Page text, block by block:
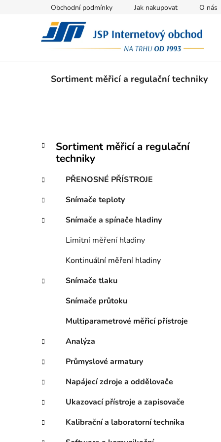
Obchodní podmínky Jak nakupovat O nás
Sortiment měřicí a regulační techniky
P
t
a
n
n
Přeskočit
kategorie
K
a
g
o
r
i
e
Sortiment měřicí a regulační
techniky
PŘENOSNÉ PŘÍSTROJE
Snímače teploty
Snímače a spínače hladiny
Limitní měření hladiny
Kontinuální měření hladiny
Snímače tlaku
Snímače průtoku
Multiparametrové měřicí přístroje
Analýza
Průmyslové armatury
Napájecí zdroje a oddělovače
Ukazovací přístroje a zapisovače
Kalibrační a laboratorní technika